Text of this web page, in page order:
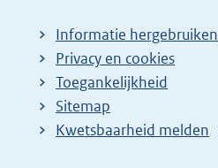
Informatie hergebruiken
Privacy en cookies
Toegankelijkheid
Sitemap
E
Kwetsbaarheid melden